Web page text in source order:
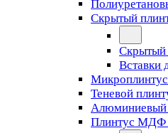
Скрытый
Скрытый
Вставки
Микроплинтус
Теневой
Алюминиевый
Плинтус МДФ